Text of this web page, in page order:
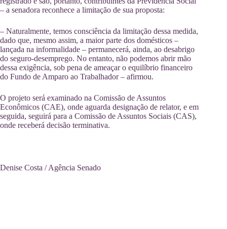
– a senadora reconhece a limitação de sua proposta:
– Naturalmente, temos consciência da limitação dessa medida,
dado que, mesmo assim, a maior parte dos domésticos –
lançada na informalidade – permanecerá, ainda, ao desabrigo
do seguro-desemprego. No entanto, não podemos abrir mão
dessa exigência, sob pena de ameaçar o equilíbrio financeiro
do Fundo de Amparo ao Trabalhador – afirmou.
O projeto será examinado na Comissão de Assuntos
Econômicos (CAE), onde aguarda designação de relator, e em
seguida, seguirá para a Comissão de Assuntos Sociais (CAS),
onde receberá decisão terminativa.
Denise Costa / Agência Senado